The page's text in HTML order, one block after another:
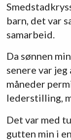
barn, det var
samarbeid.
Da sønnen
senere var
måneder
lederstilling,
Det var med
gutten min i